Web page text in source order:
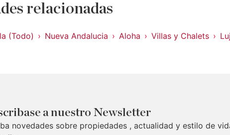
relacionadas
(Todo) Nueva Andalucia Aloha Villas y Chalets
a nuestro Newsletter
novedades sobre propiedades , actualidad y estilo de